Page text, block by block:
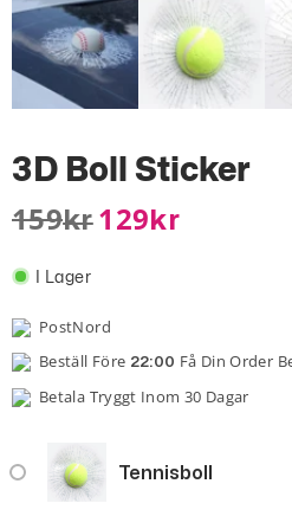
3D Boll Sticker
159Kr 129 Kr
I Lager
PostNord
Beställ Före 22:00 Få Din Order
Betala Tryggt Inom 30 Dagar
Tennisboll